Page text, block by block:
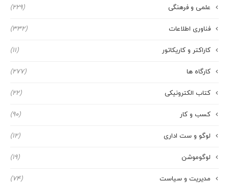
علمی و فرهنگی (229)
فناوری اطلاعات (332)
کاراکتر و کاریکاتور (11)
کارگاه ها (277)
کتاب الکترونیکی (22)
کسب و کار (90)
لوگو و ست اداری (12)
لوگوموشن (19)
مدیریت و سیاست (74)